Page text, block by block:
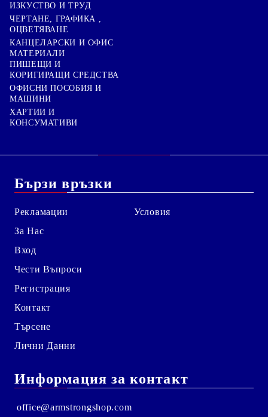
ИЗКУСТВО И ТРУД
ЧЕРТАНЕ, ГРАФИКА ,
ОЦВЕТЯВАНЕ
КАНЦЕЛАРСКИ И ОФИС
МАТЕРИАЛИ
ПИШЕЩИ И
КОРИГИРАЩИ СРЕДСТВА
ОФИСНИ ПОСОБИЯ И
МАШИНИ
ХАРТИИ И
КОНСУМАТИВИ
Бързи връзки
Рекламации
За Нас
Вход
Чести Въпроси
Регистрация
Контакт
Търсене
Лични Данни
Условия
Информация за контакт
office@armstrongshop.com